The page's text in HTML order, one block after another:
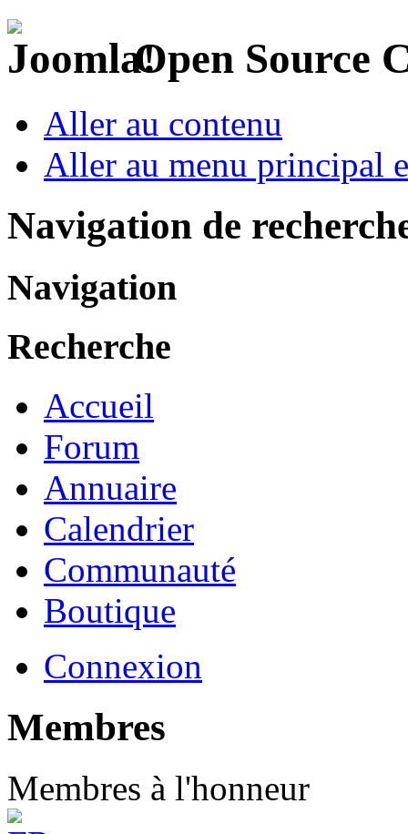
Open Source
Aller au contenu
Aller au menu principal
Navigation de
Navigation
Recherche
Accueil
Forum
Annuaire
Calendrier
Communauté
Boutique
Connexion
Membres
Membres à l'honneur